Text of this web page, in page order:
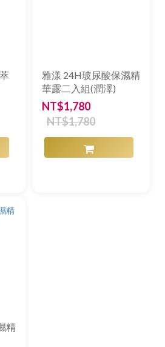
雅漾 24H玻尿酸保濕精
華露二入組(潤澤)
NT$1,780
NT$1,780
精